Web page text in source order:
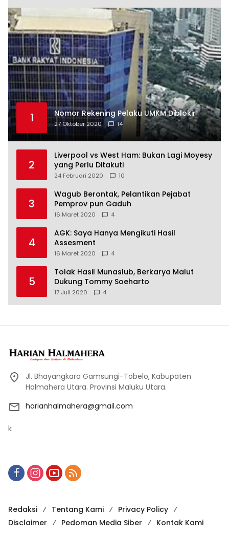
1 Nomor Rekening Pelaku UMKM Diblokir
27 Oktober 2020 14
2
Liverpool vs West Ham: Bukan Lagi Moyesy
yang Perlu Ditakuti
24 Februari 2020 10
3
Wagub Berontak, Pelantikan Pejabat
Pemprov pun Gaduh
16 Maret 2020 4
4
AGK: Saya Hanya Mengikuti Hasil
Assesment
16 Maret 2020 4
5
Tolak Hasil Munaslub, Berkarya Malut
Dukung Tommy Soeharto
17 Juli 2020 4
Jl. Bhayangkara Gamsungi-Tobelo, Kabupaten
Halmahera Utara. Provinsi Maluku Utara.
harianhalmahera@gmail.com
k
Redaksi Tentang Kami
Privacy Policy
Disclaimer
Pedoman Media Siber
Kontak Kami